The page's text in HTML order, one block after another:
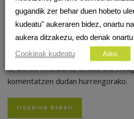
Gorde nire izena, emaila eta
komentatzen dudan hurrengorako.
gugandik zer behar duen hobeto
kudeatu" aukeraren bidez, onartu
aukera ditzakezu, edo denak onartu.
Cookieak kudeatu
Ados